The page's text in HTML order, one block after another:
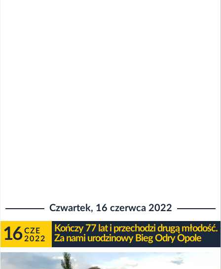
Czwartek, 16 czerwca 2022
16 CZE
2022
Kończy 77 lat i przechodzi drugą młodość.
Za nami urodzinowy Bieg Odry Opole